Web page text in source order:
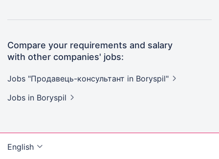
Compare your requirements and salary
with other companies' jobs:
Jobs "Продавець-консультант in Boryspil"
Jobs in Boryspil
English